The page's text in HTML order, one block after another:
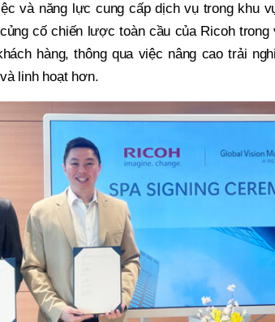
và năng lực cung cấp dịch vụ trong khu
cố chiến lược toàn cầu của Ricoh
hàng, thông qua việc nâng cao trải
linh hoạt hơn.